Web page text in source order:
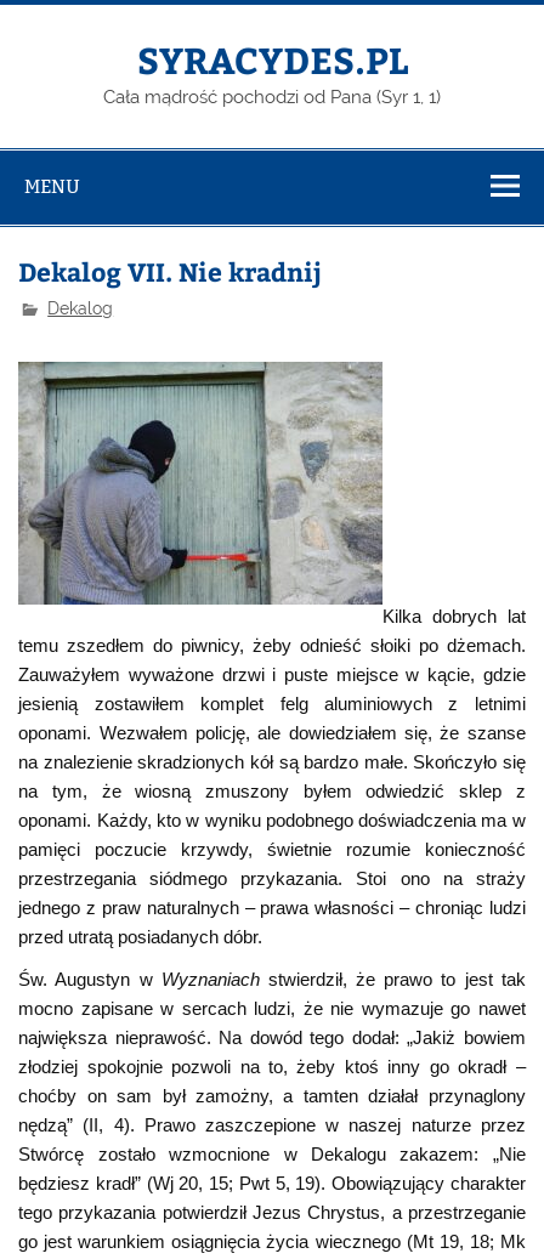
Skip
SYRACYDES.PL
Cała mądrość pochodzi od Pana (Syr 1, 1)
MENU
Dekalog VII. Nie kradnij
Dekalog
Kilka dobrych lat
temu zszedłem do piwnicy, żeby odnieść słoiki po dżemach.
Zauważyłem wyważone drzwi i puste miejsce w kącie, gdzie
jesienią zostawiłem komplet felg aluminiowych z letnimi
oponami. Wezwałem policję, ale dowiedziałem się, że szanse
na znalezienie skradzionych kół są bardzo małe. Skończyło się
na tym, że wiosną zmuszony byłem odwiedzić sklep z
oponami. Każdy, kto w wyniku podobnego doświadczenia ma w
pamięci poczucie krzywdy, świetnie rozumie konieczność
przestrzegania siódmego przykazania. Stoi ono na straży
jednego z praw naturalnych – prawa własności – chroniąc ludzi
przed utratą posiadanych dóbr.
Św. Augustyn w Wyznaniachstwierdził, że prawo to jest tak
mocno zapisane w sercach ludzi, że nie wymazuje go nawet
największa nieprawość. Na dowód tego dodał: „Jakiż bowiem
złodziej spokojnie pozwoli na to, żeby ktoś inny go okradł –
choćby on sam był zamożny, a tamten działał przynaglony
nędzą” (II, 4). Prawo zaszczepione w naszej naturze przez
Stwórcę zostało wzmocnione w Dekalogu zakazem: „Nie
będziesz kradł” (Wj 20, 15; Pwt 5, 19). Obowiązujący charakter
tego przykazania potwierdził Jezus Chrystus, a przestrzeganie
go jest warunkiem osiągnięcia życia wiecznego (Mt 19, 18; Mk